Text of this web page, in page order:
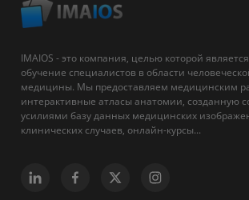
IMAIOS - это компания, целью которой
обучение специалистов в области
медицины. Мы предоставляем медицинским
интерактивные атласы анатомии, созданную
усилиями базу данных медицинских
клинических случаев, онлайн-курсы...